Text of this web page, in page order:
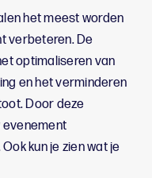
het meest worden
verbeteren. De
optimaliseren van
en het verminderen
Door deze
evenement
kun je zien wat je